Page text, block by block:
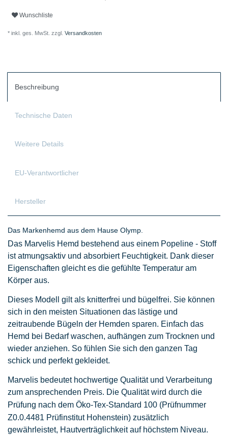
Wunschliste
* inkl. ges. MwSt. zzgl. Versandkosten
Beschreibung
Technische Daten
Weitere Details
EU-Verantwortlicher
Hersteller
Das Markenhemd aus dem Hause Olymp.
Das Marvelis Hemd bestehend aus einem Popeline - Stoff
ist atmungsaktiv und absorbiert Feuchtigkeit. Dank dieser
Eigenschaften gleicht es die gefühlte Temperatur am
Körper aus.
Dieses Modell gilt als knitterfrei und bügelfrei. Sie können
sich in den meisten Situationen das lästige und
zeitraubende Bügeln der Hemden sparen. Einfach das
Hemd bei Bedarf waschen, aufhängen zum Trocknen und
wieder anziehen. So fühlen Sie sich den ganzen Tag
schick und perfekt gekleidet.
Marvelis bedeutet hochwertige Qualität und Verarbeitung
zum ansprechenden Preis. Die Qualität wird durch die
Prüfung nach dem Öko-Tex-Standard 100 (Prüfnummer
Z0.0.4481 Prüfinstitut Hohenstein) zusätzlich
gewährleistet, Hautverträglichkeit auf höchstem Niveau.